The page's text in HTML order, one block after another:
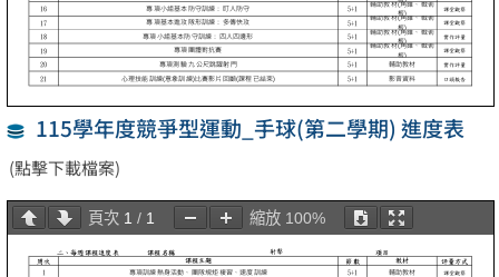
115學年度競爭型運動_手球(第二學期) 進度表
(點擊下載檔案)
頁次 1 / 1 縮放 100%